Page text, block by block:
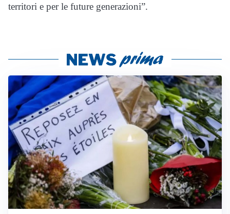
territori e per le future generazioni”.